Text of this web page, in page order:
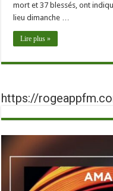
mort et 37 blessés, ont
lieu dimanche …
Lire plus »
https://